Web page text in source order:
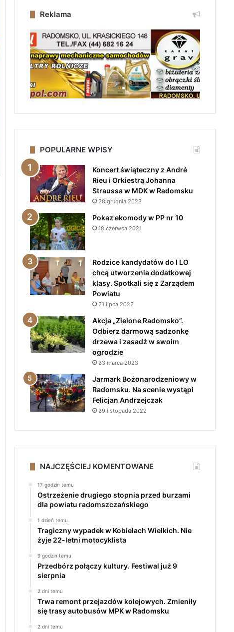
Reklama
POPULARNE WPISY
Koncert świąteczny z André
Rieu i Orkiestrą Johanna
Straussa w MDK w Radomsku
28 grudnia 2023
Pokaz ekomody w PP nr 10
18 czerwca 2021
Rodzice kandydatów do I LO
chcą utworzenia dodatkowej
klasy. Spotkali się z Zarządem
Powiatu
21 lipca 2022
Akcja „Zielone Radomsko”.
Odbierz darmową sadzonkę
drzewa i zasadź w swoim
ogrodzie
23 marca 2023
Jarmark Bożonarodzeniowy w
Radomsku. Na scenie wystąpi
Felicjan Andrzejczak
29 listopada 2022
NAJCZĘŚCIEJ KOMENTOWANE
17 godzin temu
Ostrzeżenie drugiego stopnia przed burzami
dla powiatu radomszczańskiego
1 dzień temu
Tragiczny wypadek w Kobielach Wielkich. Nie
żyje 22-letni motocyklista
9 godzin temu
Przedbórz połączy kultury. Festiwal już 9
sierpnia
2 dni temu
Trwa remont przejazdów kolejowych. Zmieniły
się trasy autobusów MPK w Radomsku
2 dni temu